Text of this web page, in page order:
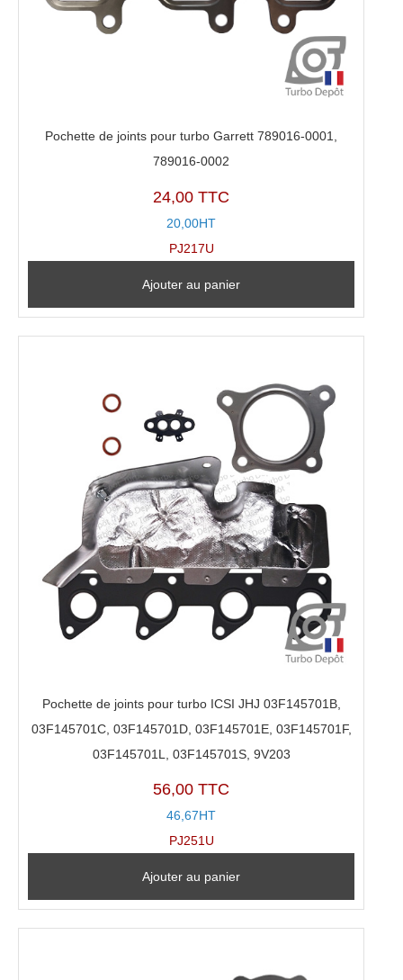
Pochette de joints pour turbo Garrett 789016-0001,
789016-0002
24,00 TTC
20,00HT
PJ217U
Ajouter au panier
Pochette de joints pour turbo ICSI JHJ 03F145701B,
03F145701C, 03F145701D, 03F145701E, 03F145701F,
03F145701L, 03F145701S, 9V203
56,00 TTC
46,67HT
PJ251U
Ajouter au panier